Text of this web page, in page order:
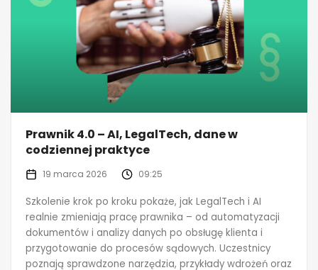
Prawnik 4.0 – AI, LegalTech, dane w
codziennej praktyce
19 marca 2026 09:25
Szkolenie krok po kroku pokaże, jak LegalTech i AI
realnie zmieniają pracę prawnika – od automatyzacji
dokumentów i analizy danych po obsługę klienta i
przygotowanie do procesów sądowych. Uczestnicy
poznają sprawdzone narzędzia, przykłady wdrożeń oraz